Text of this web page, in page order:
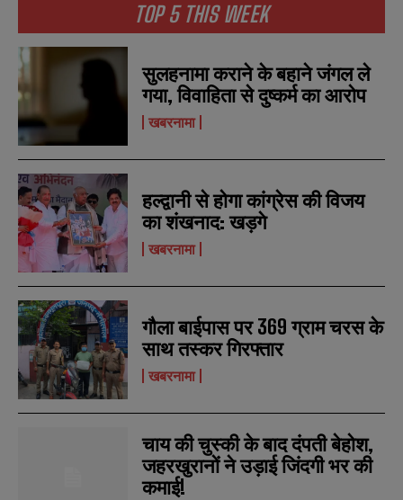
TOP 5 THIS WEEK
सुलहनामा कराने के बहाने जंगल ले
गया, विवाहिता से दुष्कर्म का आरोप
खबरनामा
हल्द्वानी से होगा कांग्रेस की विजय
का शंखनाद: खड़गे
खबरनामा
गौला बाईपास पर 369 ग्राम चरस के
साथ तस्कर गिरफ्तार
खबरनामा
चाय की चुस्की के बाद दंपती बेहोश,
जहरखुरानों ने उड़ाई जिंदगी भर की
कमाई!